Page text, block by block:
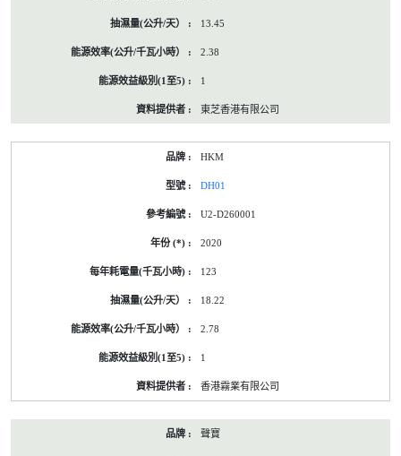
13.45
2.38
1
東芝香港有限公司
HKM
DH01
U2-D260001
2020
123
18.22
2.78
1
香港霧業有限公司
聲寶